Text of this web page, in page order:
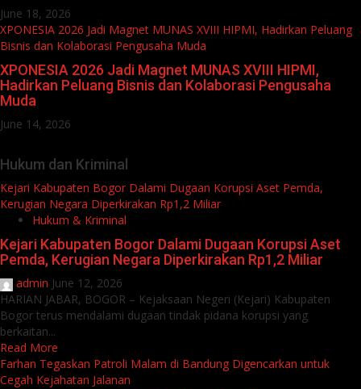
June 18, 2026
XPONESIA 2026 Jadi Magnet MUNAS XVIII HIPMI, Hadirkan Peluang
Bisnis dan Kolaborasi Pengusaha Muda
XPONESIA 2026 Jadi Magnet MUNAS XVIII HIPMI,
Hadirkan Peluang Bisnis dan Kolaborasi Pengusaha
Muda
June 14, 2026
Hukum dan Kriminal
Kejari Kabupaten Bogor Dalami Dugaan Korupsi Aset Pemda,
Kerugian Negara Diperkirakan Rp1,2 Miliar
Hukum & Kriminal
Kejari Kabupaten Bogor Dalami Dugaan Korupsi Aset
Pemda, Kerugian Negara Diperkirakan Rp1,2 Miliar
admin June 12, 2026
HARIAN JABAR, BOGOR – Kejaksaan Negeri (Kejari) Kabupaten
Bogor terus mendalami dugaan tindak pidana korupsi yang
berkaitan...
Read More
Farhan Tegaskan Patroli Malam di Bandung Digencarkan untuk
Cegah Kejahatan Jalanan